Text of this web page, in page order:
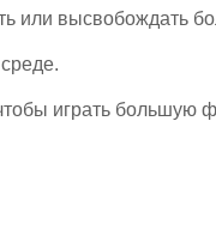
или высвобождать
играть большую